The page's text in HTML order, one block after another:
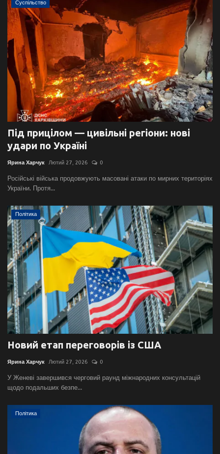
Суспільство
Під прицілом — цивільні регіони: нові
удари по Україні
Ярина Харчук Лютий 27, 2026 0
Російські війська продовжують масовані атаки по мирних територіях
України. Протя...
Політика
Новий етап переговорів із США
Ярина Харчук Лютий 27, 2026 0
У Женеві завершився черговий раунд міжнародних консультацій
щодо подальших безпе...
Політика